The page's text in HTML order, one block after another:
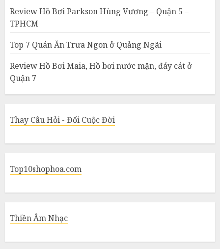
Review Hồ Bơi Parkson Hùng Vương – Quận 5 –
TPHCM
Top 7 Quán Ăn Trưa Ngon ở Quảng Ngãi
Review Hồ Bơi Maia, Hồ bơi nước mặn, đáy cát ở
Quận 7
Thay Câu Hỏi - Đổi Cuộc Đời
Top10shophoa.com
Thiền Âm Nhạc